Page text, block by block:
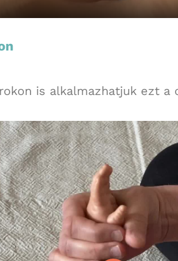
is alkalmazhatjuk ezt a